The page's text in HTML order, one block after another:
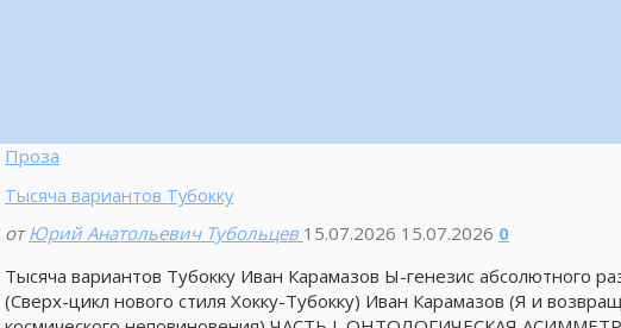
Проза
Тысяча вариантов Тубокку
от Юрий Анатольевич Тубольцев 15.07.2026 15.07.2026 0
Тысяча вариантов Тубокку Иван Карамазов Ы-генезис
(Сверх-цикл нового стиля Хокку-Тубокку) Иван Карамазов (Я и